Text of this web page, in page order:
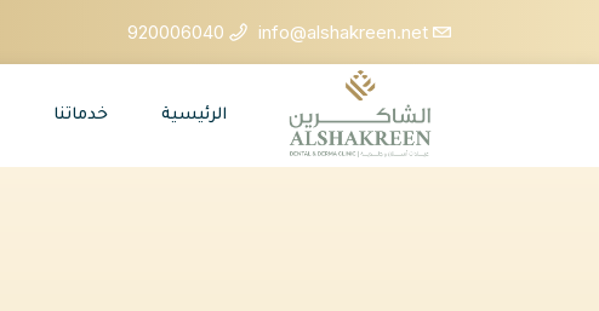
info@alshakreen.net
920006040
الرئيسية خدماتنا